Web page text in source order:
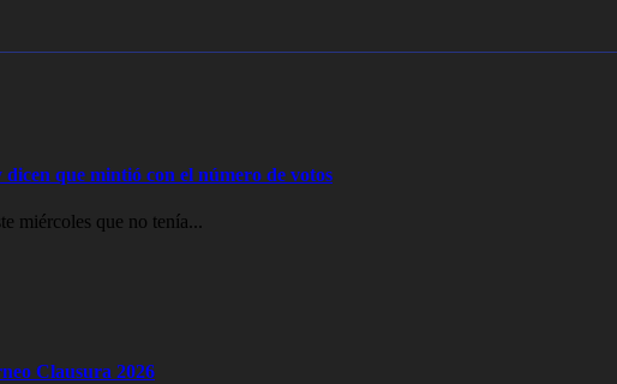
que mintió con el número de votos
miércoles que no tenía...
Clausura 2026